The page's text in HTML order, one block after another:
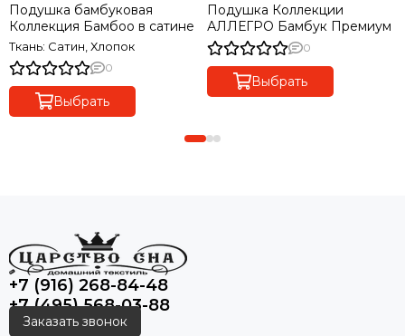
Подушка бамбуковая
Коллекция Бамбоо в сатине
Ткань: Сатин, Хлопок
0
Выбрать
Подушка Коллекции
АЛЛЕГРО Бамбук Премиум
0
Выбрать
+7 (916) 268-84-48
+7 (495) 568-03-88
Заказать звонок